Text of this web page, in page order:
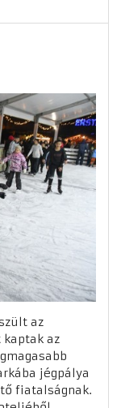
az
az
jégpálya
fiatalságnak.